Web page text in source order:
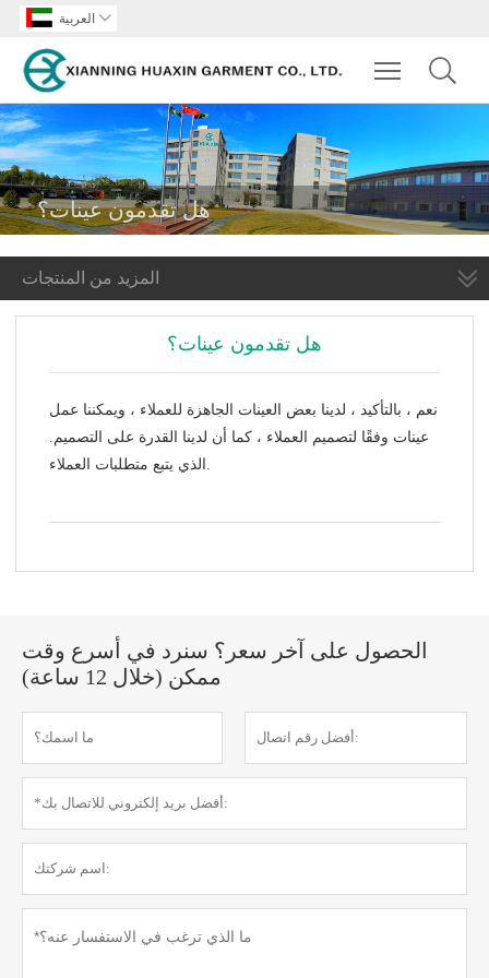
العربية 
Toggle
هل تقدمون عينات؟
المزيد من المنتجات
هل تقدمون عينات؟
نعم ، بالتأكيد ، لدينا بعض العينات الجاهزة للعملاء ، ويمكننا عمل
عينات وفقًا لتصميم العملاء ، كما أن لدينا القدرة على التصميم.
الذي يتبع متطلبات العملاء.
الحصول على آخر سعر؟ سنرد في أسرع وقت
ممكن (خلال 12 ساعة)